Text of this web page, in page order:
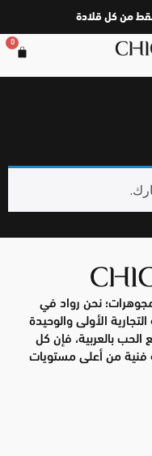
0
نحن رواد في
الأولى والوحيدة
الحب بالعربية، فإن كل
فنية من أعلى مستويات